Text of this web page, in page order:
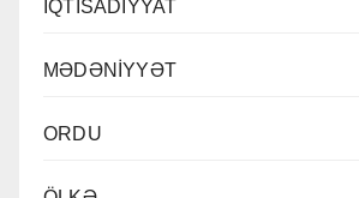
İQTİSADİYYAT
MƏDƏNİYYƏT
ORDU